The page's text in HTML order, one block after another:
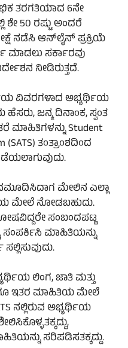
ತರಗತಿಯಾದ 6ನೇ
ಶೇ 50 ರಷ್ಟು ಅಂದರೆ
ನಡೆಸಿ ಆನ್‌ಲೈನ್ ಪ್ರಕ್ರಿಯೆ
ಮಾಡಲು ಸರ್ಕಾರವು
ನೀಡಿರುತ್ತದೆ.
ವಿವರಗಳಾದ ಅಭ್ಯರ್ಥಿಯ
ಜನ್ಮ ದಿನಾಂಕ, ಸ್ವಂತ
ಮಾಹಿತಿಗಳನ್ನು Student
(SATS) ತಂತ್ರಾಂಶದಿಂದ
ಮೇಲಿನ ಎಲ್ಲಾ
ಮೇಲೆ ನೋಡಬಹುದು.
ಸಂಬಂದಪಟ್ಟ
ಸಂಪರ್ಕಿಸಿ ಮಾಹಿತಿಯನ್ನು
ಲಿಂಗ, ಜಾತಿ ಮತ್ತು
ಇತರ ಮಾಹಿತಿಯ ಮೇಲೆ
ನಲ್ಲಿರುವ ಅಭ್ಯರ್ಥಿಯ
ಸರಿಪಡಿಸತಕ್ಕದ್ದು.